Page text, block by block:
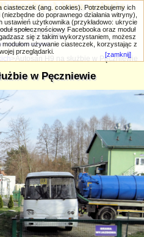
trochę ;) inna galeria
zaawansowane
>Autosan H9 na służbie w Pęczniewie
w Pęczniewie
ciasteczek (ang. cookies). Potrzebujemy ich
do poprawnego działania witryny),
ustawień użytkownika (przykładowo: ukrycie
społecznościowy Facebooka oraz moduł
się z takim wykorzystaniem, możesz
używanie ciasteczek, korzystając z
przeglądarki.
[zamknij]